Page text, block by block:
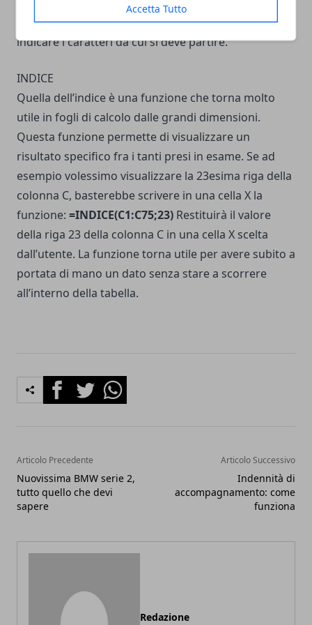
Accetta Tutto
selezioniamo la cella in cui cercare ed inizio sta ad
indicare i caratteri da cui si deve partire.
INDICE
Quella dell’indice è una funzione che torna molto
utile in fogli di calcolo dalle grandi dimensioni.
Questa funzione permette di visualizzare un
risultato specifico fra i tanti presi in esame. Se ad
esempio volessimo visualizzare la 23esima riga della
colonna C, basterebbe scrivere in una cella X la
funzione: =INDICE(C1:C75;23) Restituirà il valore
della riga 23 della colonna C in una cella X scelta
dall’utente. La funzione torna utile per avere subito a
portata di mano un dato senza stare a scorrere
all’interno della tabella.
FacebookTwitterWhatsapp
Articolo Precedente
Nuovissima BMW serie 2,
tutto quello che devi
sapere
Articolo Successivo
Indennità di
accompagnamento: come
funziona
Redazione